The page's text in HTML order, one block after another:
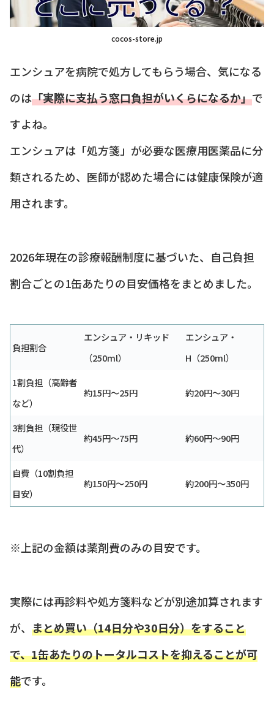
cocos-store.jp
エンシュアを病院で処方してもらう場合、気になる
のは「実際に支払う窓口負担がいくらになるか」で
すよね。
エンシュアは「処方箋」が必要な医療用医薬品に分
類されるため、医師が認めた場合には健康保険が適
用されます。
2026年現在の診療報酬制度に基づいた、自己負担
割合ごとの1缶あたりの目安価格をまとめました。
負担割合
エンシュア・リキッド
（250ml）
エンシュア・
H（250ml）
1割負担（高齢者
など）
約15円〜25円 約20円〜30円
3割負担（現役世
代）
約45円〜75円 約60円〜90円
自費（10割負担
目安）
約150円〜250円 約200円〜350円
※上記の金額は薬剤費のみの目安です。
実際には再診料や処方箋料などが別途加算されます
が、 まとめ買い（14日分や30日分）をすること
で、1缶あたりのトータルコストを抑えることが可
能です。